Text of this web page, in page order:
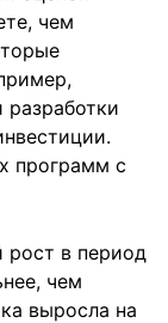
чем
программ с
рост в период
чем
выросла на